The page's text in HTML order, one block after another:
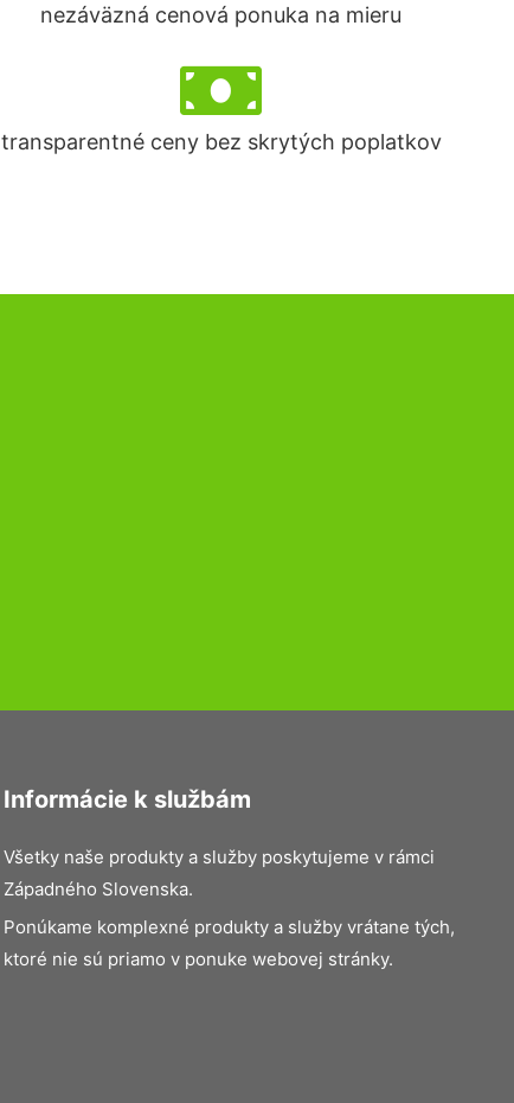
nezáväzná cenová ponuka na mieru
transparentné ceny bez skrytých poplatkov
Informácie k službám
Všetky naše produkty a služby poskytujeme v rámci
Západného Slovenska.
Ponúkame komplexné produkty a služby vrátane tých,
ktoré nie sú priamo v ponuke webovej stránky.